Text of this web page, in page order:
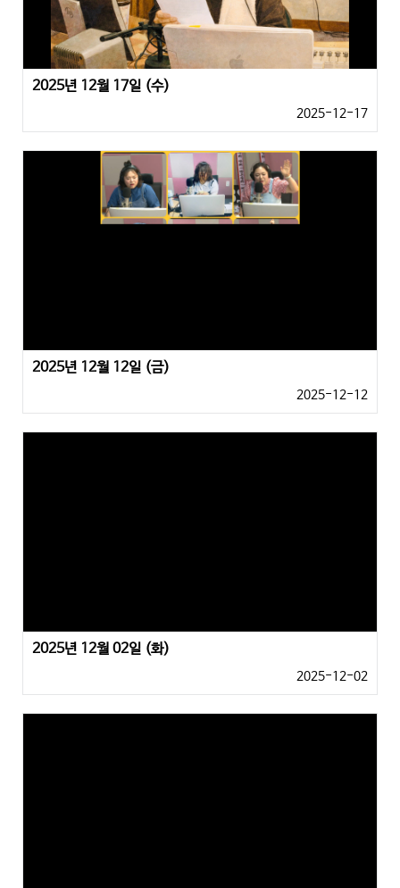
2025년 12월 17일 (수)
2025-12-17
2025년 12월 12일 (금)
2025-12-12
2025년 12월 02일 (화)
2025-12-02